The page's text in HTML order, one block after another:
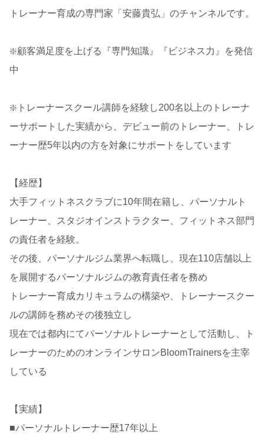
トレーナー育成の専門家「安藤貴弘」のチャンネルです。
❇️顧客満足度を上げる『専門知識』『ビジネス力』を発信
中
❇️トレーナースクール講師を経験し200名以上のトレーナ
ーサポートした実績から、デビュー前のトレーナー、トレ
ーナー歴5年以内の方を対象にサポートをしています
【経歴】
大手フィットネスクラブに10年間在籍し、パーソナルト
レーナー、スタジオインストラクター、フィットネス部門
の責任者を経験。
その後、パーソナルジム業界へ転職し、現在110店舗以上
を展開するパーソナルジムの教育責任者を務め
トレーナー育成カリキュラムの構築や、トレーナースクー
ルの講師を務めその後独立し
現在では都内にてパーソナルトレーナーとして活動し、ト
レーナーのためのオンラインサロンBloomTrainersを主宰
している
【実績】
■パーソナルトレーナー歴17年以上